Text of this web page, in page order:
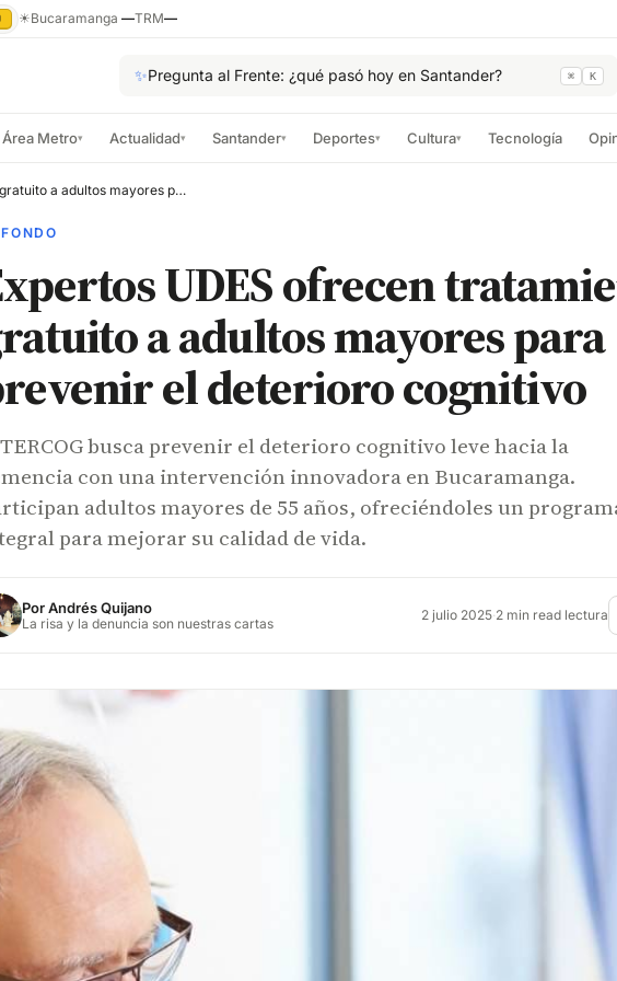
☀Bucaramanga —TRM—
✨Pregunta al Frente: ¿qué pasó hoy en Santander? ⌘ K
Área Metro▾ Actualidad▾ Santander▾ Deportes▾ Cultura▾ Tecnología
Expertos UDES ofrecen tratamiento gratuito a adultos mayores para prevenir el deterioro cognitivo
UDES ofrecen
a adultos mayores para
el deterioro cognitivo
busca prevenir el deterioro cognitivo leve hacia la
con una intervención innovadora en Bucaramanga.
adultos mayores de 55 años, ofreciéndoles un
para mejorar su calidad de vida.
PorAndrés Quijano
La risa y la denuncia son nuestras cartas 2 julio 2025·2 min read lectura